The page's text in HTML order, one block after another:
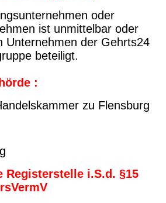
oder
ist unmittelbar oder
Unternehmen der Gehrts24
beteiligt.
:
zu Flensburg
Registerstelle i.S.d. §15